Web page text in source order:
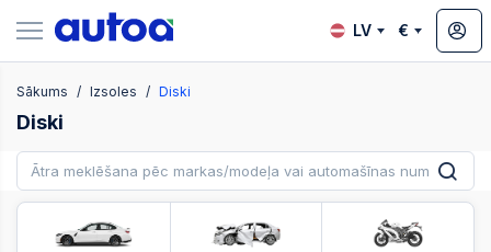
LV €
Sākums Izsoles Diski
Diski